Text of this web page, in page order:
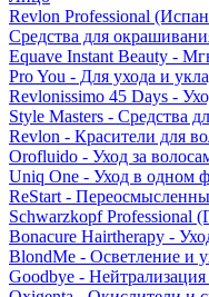
Revlon Professional
Средства для
Equave Instant Beauty -
Pro You - Для ухода и
Revlonissimo 45 Days -
Style Masters - Средства
Revlon - Красители для
Orofluido - Уход за
Uniq One - Уход в одном
ReStart -
Schwarzkopf Professional
Bonacure Hairtherapy -
BlondMe - Осветление и
Goodbye -